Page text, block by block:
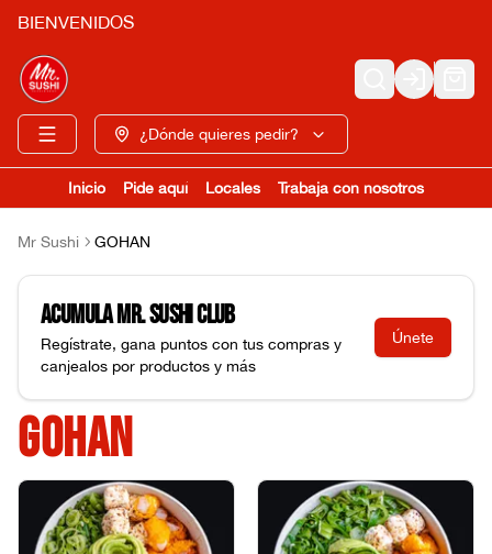
BIENVENIDOS
Login
¿Dónde quieres pedir?
Inicio Pide aquí Locales Trabaja con nosotros
Mr Sushi GOHAN
AcumulaMr. Sushi Club
Regístrate, gana puntos con tus compras y
canjealos por productos y más
Únete
GOHAN